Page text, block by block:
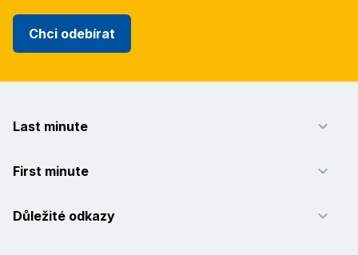
Chci odebírat
Last minute
First minute
Důležité odkazy